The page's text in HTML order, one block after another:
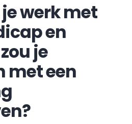
werk met
en
je
met een